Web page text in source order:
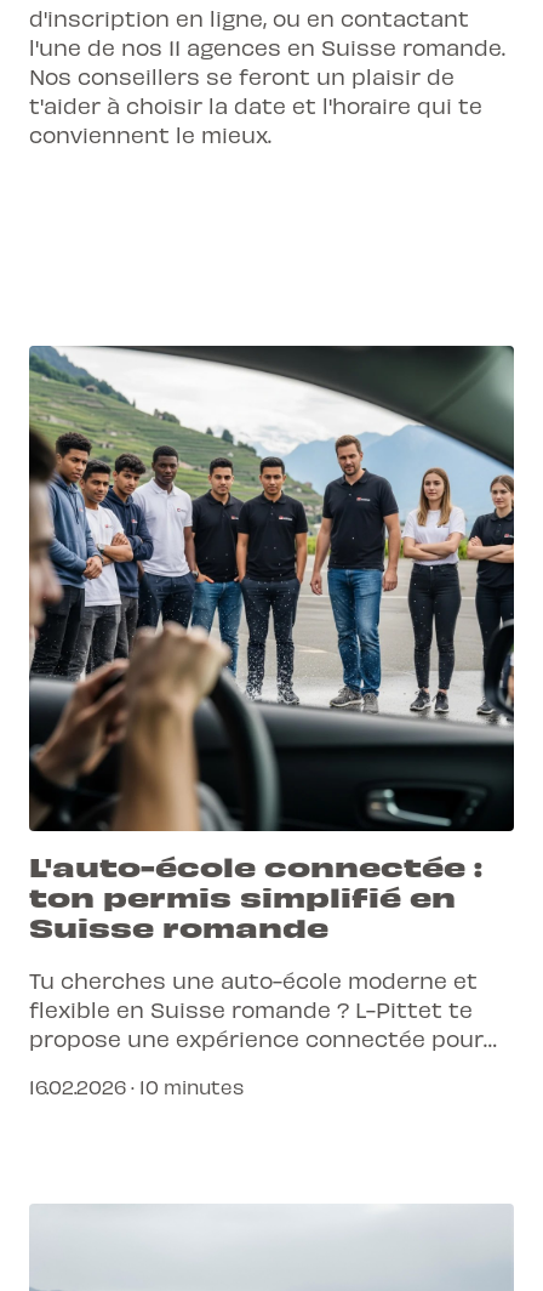
d'inscription en ligne, ou en contactant
l'une de nos 11 agences en Suisse romande.
Nos conseillers se feront un plaisir de
t'aider à choisir la date et l'horaire qui te
conviennent le mieux.
L'auto-école connectée :
ton permis simplifié en
Suisse romande
Tu cherches une auto-école moderne et
flexible en Suisse romande ? L-Pittet te
propose une expérience connectée pour
simplicité.
16.02.2026 · 10 minutes